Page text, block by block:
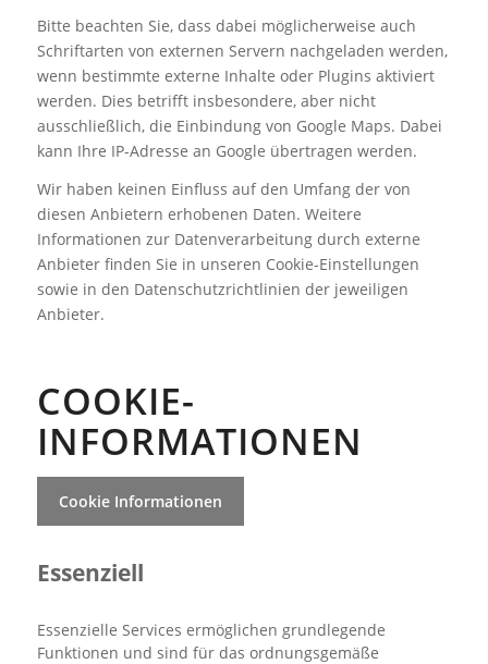
Bitte beachten Sie, dass dabei möglicherweise auch
Schriftarten von externen Servern nachgeladen werden,
wenn bestimmte externe Inhalte oder Plugins aktiviert
werden. Dies betrifft insbesondere, aber nicht
ausschließlich, die Einbindung von Google Maps. Dabei
kann Ihre IP-Adresse an Google übertragen werden.
Wir haben keinen Einfluss auf den Umfang der von
diesen Anbietern erhobenen Daten. Weitere
Informationen zur Datenverarbeitung durch externe
Anbieter finden Sie in unseren Cookie-Einstellungen
sowie in den Datenschutzrichtlinien der jeweiligen
Anbieter.
COOKIE-
INFORMATIONEN
Cookie Informationen
Essenziell
Essenzielle Services ermöglichen grundlegende
Funktionen und sind für das ordnungsgemäße